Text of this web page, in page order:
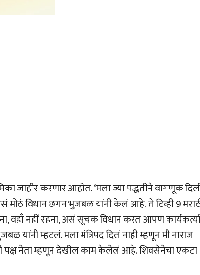
जाहीर करणार आहोत. ‘मला ज्या पद्धतीने वागणूक
विधान छगन भुजबळ यांनी केलं आहे. ते टिव्ही 9
वहाँ नहीं रहना, असं सूचक विधान करत आपण
यांनी म्हटलं. मला मंत्रिपद दिलं नाही म्हणून मी नाराज
पक्ष नेता म्हणून देखील काम केलेलं आहे. शिवसेनेचा एकटा